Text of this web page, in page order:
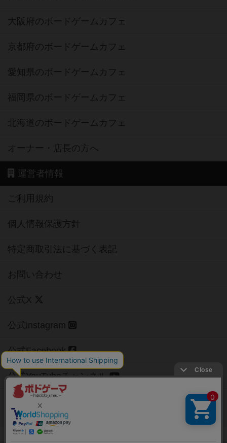
大阪府のボードゲームカフェ
京都府のボードゲームカフェ
愛知県のボードゲームカフェ
福岡県のボードゲームカフェ
北海道のボードゲームカフェ
オーナー・店長の方へ
運営者情報
ご利用規約
個人情報保護方針
特定商取引法に基づく表記
お問い合わせ
公式X
公式instagram
公式Facebook
公式YouTubeチャンネル